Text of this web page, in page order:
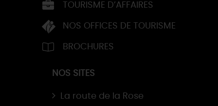
TOURISME D’AFFAIRES
NOS OFFICES DE TOURISME
BROCHURES
NOS SITES
La route de la Rose